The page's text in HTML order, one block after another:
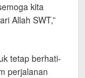
kita
Allah SWT,”
tetap berhati-
perjalanan